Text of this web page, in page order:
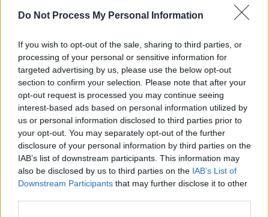
Do Not Process My Personal Information
If you wish to opt-out of the sale, sharing to third parties, or
processing of your personal or sensitive information for
targeted advertising by us, please use the below opt-out
section to confirm your selection. Please note that after your
opt-out request is processed you may continue seeing
interest-based ads based on personal information utilized by
us or personal information disclosed to third parties prior to
your opt-out. You may separately opt-out of the further
disclosure of your personal information by third parties on the
IAB’s list of downstream participants. This information may
also be disclosed by us to third parties on the IAB’s List of
Downstream Participants that may further disclose it to other
celebration in downtown Dadeville,
and 6 dead, mostly…
pic.twitter.com/Vaz8NPLKRS
— Brian Krassenstein
(@krassenstein)April 16, 2023
Οι πυροβολισμοί σημειώθηκαν γύρω στις
10:30 μ.μ. τοπική ώρα τουΣαββάτου(6:30
της Κυριακής ώρα Ελλάδας), σύμφωνα με την
ανακοίνωση της υπηρεσίας την οποία